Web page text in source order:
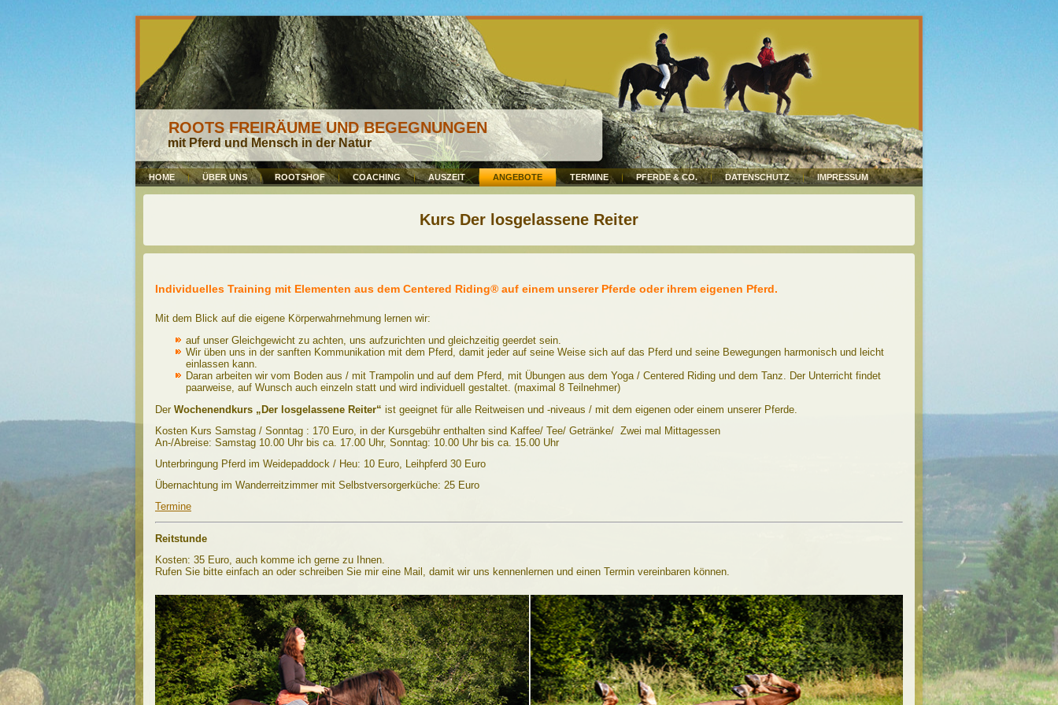
ROOTS FREIRÄUME UND BEGEGNUNGEN
mit Pferd und Mensch in der Natur
HOME ÜBER UNS ROOTSHOF COACHING AUSZEIT ANGEBOTE TERMINE PFERDE & CO. DATENSCHUTZ IMPRESSUM
Kurs Der losgelassene Reiter
Individuelles Training mit Elementen aus dem Centered Riding® auf einem unserer Pferde oder ihrem eigenen Pferd.
Mit dem Blick auf die eigene Körperwahrnehmung lernen wir:
auf unser Gleichgewicht zu achten, uns aufzurichten und gleichzeitig geerdet sein.
Wir üben uns in der sanften Kommunikation mit dem Pferd, damit jeder auf seine Weise sich auf das Pferd und seine Bewegungen harmonisch und leicht
einlassen kann.
Daran arbeiten wir vom Boden aus / mit Trampolin und auf dem Pferd, mit Übungen aus dem Yoga / Centered Riding und dem Tanz. Der Unterricht findet
paarweise, auf Wunsch auch einzeln statt und wird individuell gestaltet. (maximal 8 Teilnehmer)
Der Wochenendkurs „Der losgelassene Reiter“ ist geeignet für alle Reitweisen und -niveaus / mit dem eigenen oder einem unserer Pferde.
Kosten Kurs Samstag / Sonntag : 170 Euro, in der Kursgebühr enthalten sind Kaffee/ Tee/ Getränke/ Zwei mal Mittagessen
An-/Abreise: Samstag 10.00 Uhr bis ca. 17.00 Uhr, Sonntag: 10.00 Uhr bis ca. 15.00 Uhr
Unterbringung Pferd im Weidepaddock / Heu: 10 Euro, Leihpferd 30 Euro
Übernachtung im Wanderreitzimmer mit Selbstversorgerküche: 25 Euro
Termine
Reitstunde
Kosten: 35 Euro, auch komme ich gerne zu Ihnen.
Rufen Sie bitte einfach an oder schreiben Sie mir eine Mail, damit wir uns kennenlernen und einen Termin vereinbaren können.